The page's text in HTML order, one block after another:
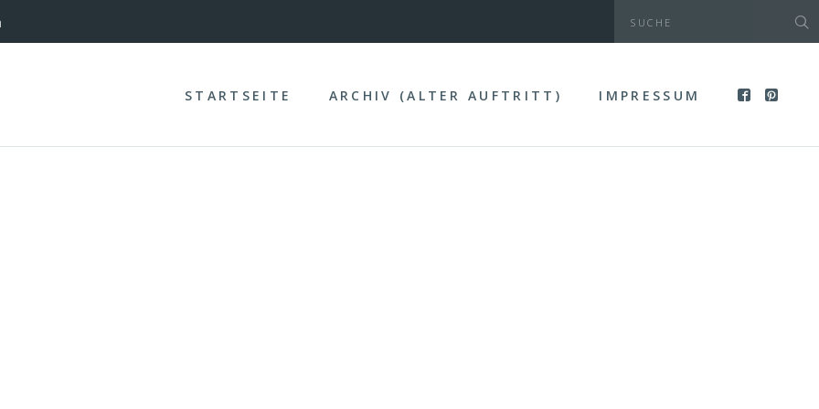
STARTSEITE ARCHIV (ALTER AUFTRITT) IMPRESSUM